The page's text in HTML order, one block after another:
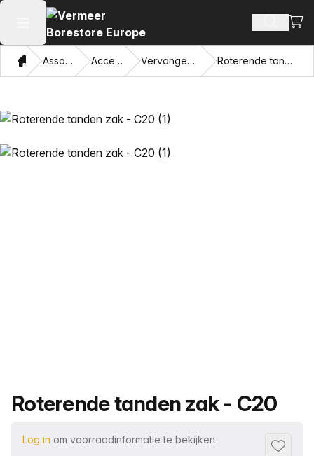
Hoofdmenu openen Zoek
Thuis Assortiment Accessoires Vervangende tanden Roterende tanden zak - C20
Productnaam
Roterende tanden zak - C20
Log in om voorraadinformatie te bekijken